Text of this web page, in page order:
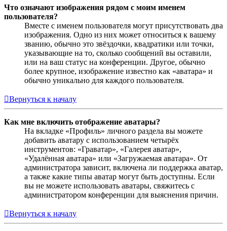
Что означают изображения рядом с моим именем
пользователя?
Вместе с именем пользователя могут присутствовать два
изображения. Одно из них может относиться к вашему
званию, обычно это звёздочки, квадратики или точки,
указывающие на то, сколько сообщений вы оставили,
или на ваш статус на конференции. Другое, обычно
более крупное, изображение известно как «аватара» и
обычно уникально для каждого пользователя.
Вернуться к началу
Как мне включить отображение аватары?
На вкладке «Профиль» личного раздела вы можете
добавить аватару с использованием четырёх
инструментов: «Граватар», «Галерея аватар»,
«Удалённая аватара» или «Загружаемая аватара». От
администратора зависит, включена ли поддержка аватар,
а также какие типы аватар могут быть доступны. Если
вы не можете использовать аватары, свяжитесь с
администратором конференции для выяснения причин.
Вернуться к началу